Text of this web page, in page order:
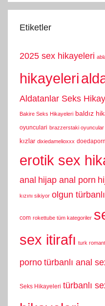
Etiketler
2025 sex hikayeleri
hikayeleri
Aldatanlar Seks
Bakire Seks Hikayeleri baldız
oyunculari brazzerstaki
kızlar dixiedamelioxxx
erotik sex
anal hijap anal porn
kızını sikiyor olgun türbanlı
com rokettube tüm kategoriler
sex itirafı turk
porno türbanlı anal
Seks Hikayeleri türbanlı